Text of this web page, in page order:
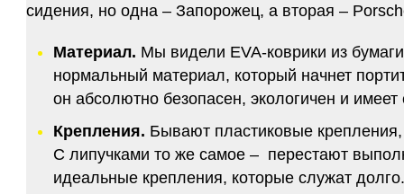
сидения, но одна – Запорожец, а вторая –
Материал. Мы видели EVA-коврики из
нормальный материал, который начнет
он абсолютно безопасен, экологичен и
Крепления. Бывают пластиковые
С липучками то же самое – перестают
идеальные крепления, которые служат